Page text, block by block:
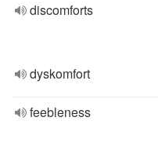
discomforts
dyskomfort
feebleness